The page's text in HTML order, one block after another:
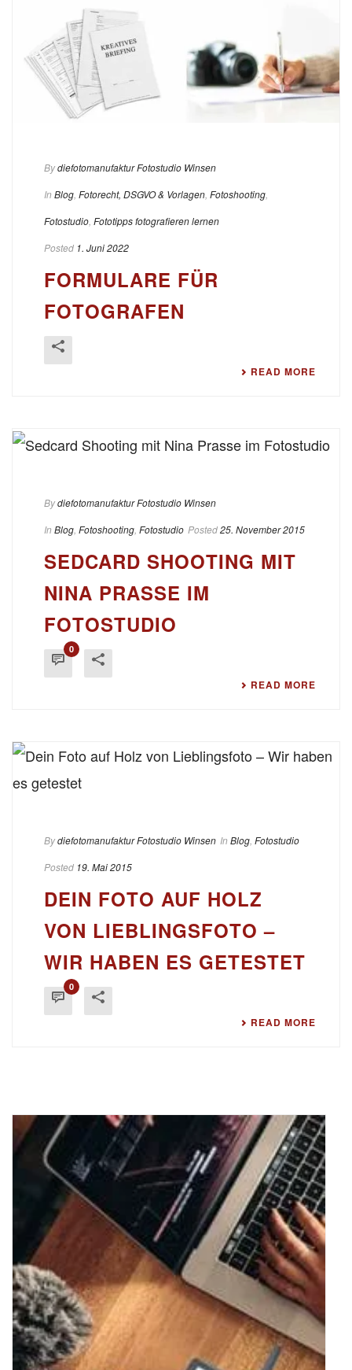
Bydiefotomanufaktur Fotostudio Winsen
In Blog Fotorecht, DSGVO & Vorlagen Fotoshooting
Fotostudio Fototipps fotografieren lernen
Posted 1. Juni 2022
FORMULARE FÜR
FOTOGRAFEN
READ MORE
Bydiefotomanufaktur Fotostudio Winsen
In Blog Fotoshooting Fotostudio Posted25. November 2015
SEDCARD SHOOTING MIT
NINA PRASSE IM
FOTOSTUDIO
0
READ MORE
Bydiefotomanufaktur Fotostudio Winsen In Blog Fotostudio
Posted 19. Mai 2015
DEIN FOTO AUF HOLZ
VON LIEBLINGSFOTO –
WIR HABEN ES GETESTET
0
READ MORE